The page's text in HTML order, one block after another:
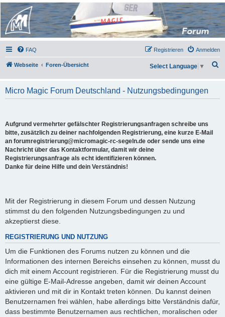
Micro Magic Forum
Deutschland
FAQ Anmelden
Registrieren
Webseite Foren-Übersicht
h
Select Language ▼
Micro Magic Forum Deutschland - Nutzungsbedingungen
Aufgrund vermehrter gefälschter Registrierungsanfragen schreibe uns
bitte, zusätzlich zu deiner nachfolgenden Registrierung, eine kurze E-Mail
an forumregistrierung@micromagic-rc-segeln.de oder sende uns eine
Nachricht über das Kontaktformular, damit wir deine
Registrierungsanfrage als echt identifizieren können.
Danke für deine Hilfe und dein Verständnis!
Mit der Registrierung in diesem Forum und dessen Nutzung
stimmst du den folgenden Nutzungsbedingungen zu und
akzeptierst diese.
REGISTRIERUNG UND NUTZUNG
Um die Funktionen des Forums nutzen zu können und die
Informationen des internen Bereichs einsehen zu können, musst du
dich mit einem Account registrieren. Für die Registrierung musst du
eine gültige E-Mail-Adresse angeben, damit wir deinen Account
aktivieren und mit dir in Kontakt treten können. Du kannst deinen
Benutzernamen frei wählen, habe allerdings bitte Verständnis dafür,
dass bestimmte Benutzernamen aus rechtlichen, moralischen oder